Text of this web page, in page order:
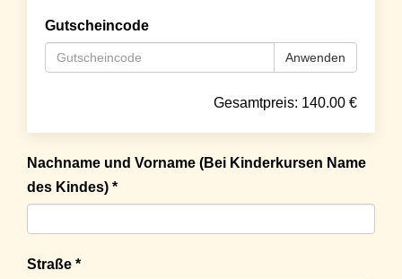
Gutscheincode
Anwenden
Gesamtpreis: 140.00 €
Nachname und Vorname (Bei Kinderkursen Name
des Kindes) *
Straße *